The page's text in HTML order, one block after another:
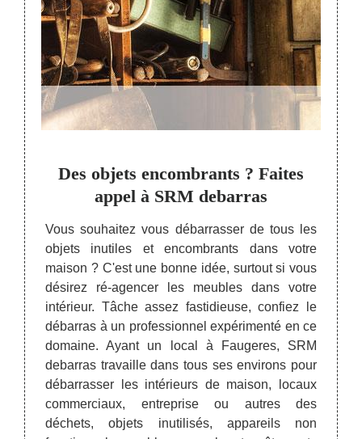
un
est
à
Des objets encombrants ? Faites
appel à SRM debarras
Vous souhaitez vous débarrasser de tous les
objets inutiles et encombrants dans votre
maison ? C'est une bonne idée, surtout si vous
désirez ré-agencer les meubles dans votre
intérieur. Tâche assez fastidieuse, confiez le
débarras à un professionnel expérimenté en ce
domaine. Ayant un local à Faugeres, SRM
debarras travaille dans tous ses environs pour
débarrasser les intérieurs de maison, locaux
commerciaux, entreprise ou autres des
déchets, objets inutilisés, appareils non
Le
dans
que
ces